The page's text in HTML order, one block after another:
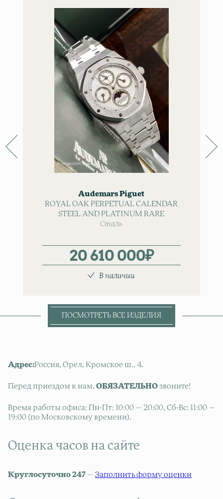
Audemars Piguet
ROYAL OAK PERPETUAL CALENDAR
STEEL AND PLATINUM RARE
Сталь
20 610 000₽
В наличии
ПОСМОТРЕТЬ ВСЕ ИЗДЕЛИЯ
Адрес:Россия, Орел, Кромское ш., 4.
Перед приездом к нам, ОБЯЗАТЕЛЬНО звоните!
Время работы офиса: Пн-Пт: 10:00 — 20:00, Сб-Вс: 11:00 —
19:00 (по Московскому времени).
Оценка часов на сайте
Круглосуточно 247 — Заполнить форму оценки